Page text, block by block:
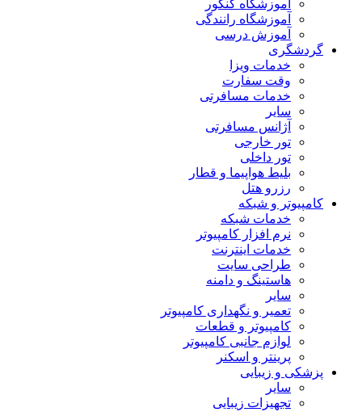
آموزشگاه کنکور
آموزشگاه رانندگی
آموزش درسی
گردشگری
خدمات ویزا
وقت سفارت
خدمات مسافرتی
سایر
آژانس مسافرتی
تور خارجی
تور داخلی
بلیط هواپیما و قطار
رزرو هتل
کامپیوتر و شبکه
خدمات شبکه
نرم افزار کامپیوتر
خدمات اینترنت
طراحی سایت
هاستینگ و دامنه
سایر
تعمیر و نگهداری کامپیوتر
کامپیوتر و قطعات
لوازم جانبی کامپیوتر
پرینتر و اسکنر
پزشکی و زیبایی
سایر
تجهیزات زیبایی